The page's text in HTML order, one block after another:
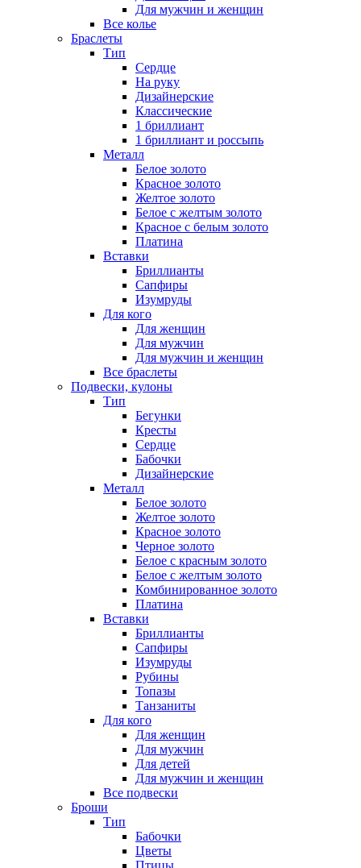
Для мужчин и женщин
Все колье
Браслеты
Тип
Сердце
На руку
Дизайнерские
Классические
1 бриллиант
1 бриллиант и россыпь
Металл
Белое золото
Красное золото
Желтое золото
Белое с желтым золото
Красное с белым золото
Платина
Вставки
Бриллианты
Сапфиры
Изумруды
Для кого
Для женщин
Для мужчин
Для мужчин и женщин
Все браслеты
Подвески, кулоны
Тип
Бегунки
Кресты
Сердце
Бабочки
Дизайнерские
Металл
Белое золото
Желтое золото
Красное золото
Черное золото
Белое с красным золото
Белое с желтым золото
Комбинированное золото
Платина
Вставки
Бриллианты
Сапфиры
Изумруды
Рубины
Топазы
Танзаниты
Для кого
Для женщин
Для мужчин
Для детей
Для мужчин и женщин
Все подвески
Броши
Тип
Бабочки
Цветы
Птицы